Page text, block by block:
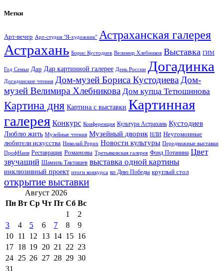
Метки
Арт-вечер Арт-студия "Я-художник" Астраханская галерея
Астрахань Борис Кустодиев Велимир Хлебников Выставка ГИМ
Год Семьи Дар Дар картинной галерее День России Догадинка
Догадинские чтения Дом-музей Бориса КустодиеваДом-
музей Велимира Хлебникова Дом купца Тетюшинова
Картина дня Картина с выставки Картинная
галерея Конкурс Конференция Культура Астрахань Кустодиев
Люблю жить Музейные чтения Музейный дворик НЛИ Неугомонные
любители искусства Николай Рерих Новости культуры Передвижные выставки
ПрофНаив Реставрация Романовы Третьяковская галерея Фонд Потанина Цвет
звучащий Шамиль Такташев выставка одной картины
инклюзивный проект итоги конкурса ко Дню Победы круглый стол
открытие выставки
Август 2026
Пн Вт Ср Чт Пт Сб Вс
1
2
3
4 5 6 7 8
9
10 11 12 13 14 15 16
17 18 19 20 21 22 23
24 25 26 27 28 29 30
31